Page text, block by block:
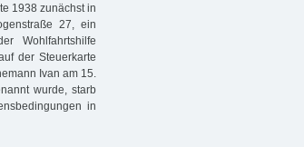
1938 zunächst in
27, ein
Wohlfahrtshilfe
der Steuerkarte
Ivan am 15.
wurde, starb
in